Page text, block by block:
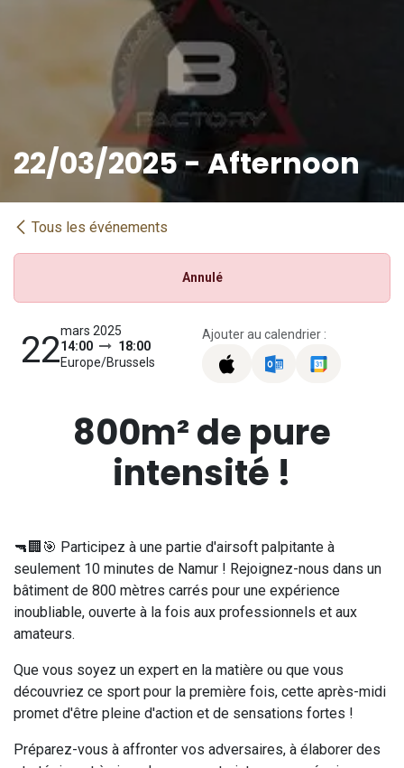
22/03/2025 - Afternoon
Tous les événements
Annulé
22mars 2025
14:00
18:00
Europe/Brussels
Ajouter au calendrier :
800m² de pure
intensité !
🔫🏢🎯 Participez à une partie d'airsoft palpitante à
seulement 10 minutes de Namur ! Rejoignez-nous dans un
bâtiment de 800 mètres carrés pour une expérience
inoubliable, ouverte à la fois aux professionnels et aux
amateurs.
Que vous soyez un expert en la matière ou que vous
découvriez ce sport pour la première fois, cette après-midi
promet d'être pleine d'action et de sensations fortes !
Préparez-vous à affronter vos adversaires, à élaborer des